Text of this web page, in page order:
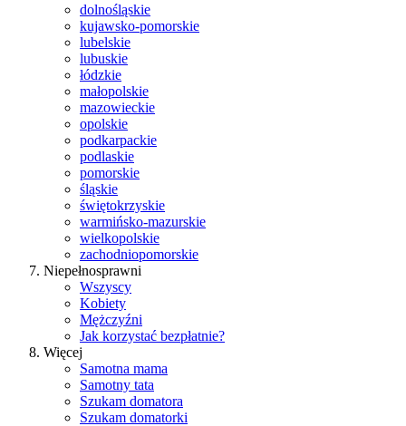
dolnośląskie
kujawsko-pomorskie
lubelskie
lubuskie
łódzkie
małopolskie
mazowieckie
opolskie
podkarpackie
podlaskie
pomorskie
śląskie
świętokrzyskie
warmińsko-mazurskie
wielkopolskie
zachodniopomorskie
Niepełnosprawni
Wszyscy
Kobiety
Mężczyźni
Jak korzystać bezpłatnie?
Więcej
Samotna mama
Samotny tata
Szukam domatora
Szukam domatorki